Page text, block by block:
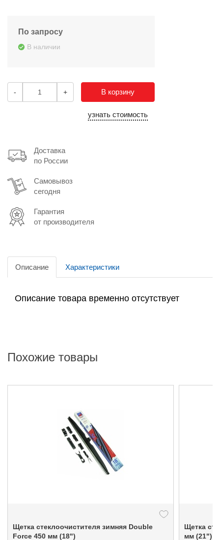
По запросу
В наличии
- + В корзину
узнать стоимость
Доставка
по России
Самовывоз
сегодня
Гарантия
от производителя
Описание Характеристики
Описание товара временно отсутствует
Похожие товары
Щетка стеклоочистителя зимняя Double
Force 450 мм (18")
Щетка
мм (21")